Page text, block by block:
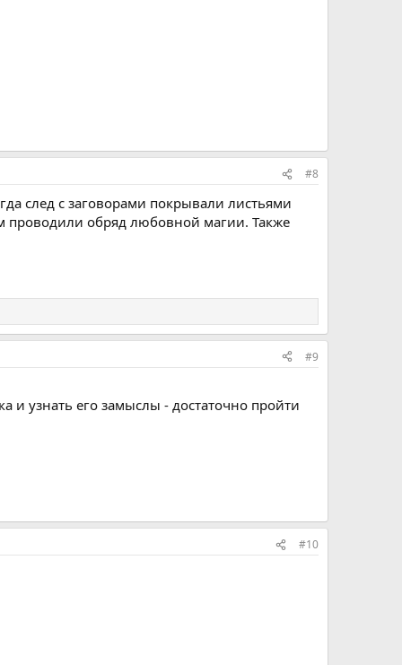
#8
след с заговорами покрывали листьями
проводили обряд любовной магии. Также
#9
и узнать его замыслы - достаточно пройти
#10